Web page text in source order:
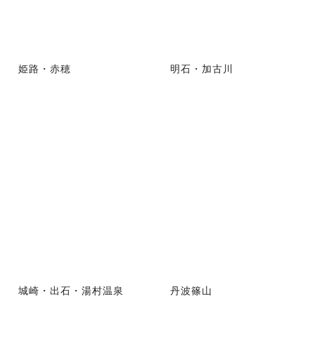
姫路・赤穂 明石・加古川
城崎・出石・湯村温泉 丹波篠山